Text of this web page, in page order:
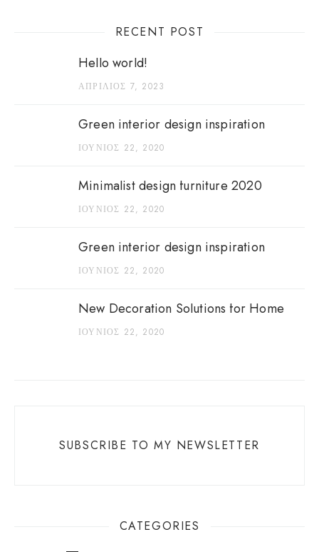
RECENT POST
Hello world!
ΑΠΡΊΛΙΟΣ 7, 2023
Green interior design inspiration
ΙΟΎΝΙΟΣ 22, 2020
Minimalist design furniture 2020
ΙΟΎΝΙΟΣ 22, 2020
Green interior design inspiration
ΙΟΎΝΙΟΣ 22, 2020
New Decoration Solutions for Home
ΙΟΎΝΙΟΣ 22, 2020
SUBSCRIBE TO MY NEWSLETTER
CATEGORIES